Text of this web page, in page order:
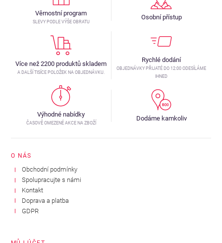
Věrnostní program
SLEVY PODLE VÝŠE OBRATU
Osobní přístup
Více než 2200 produktů skladem
A DALŠÍ TISÍCE POLOŽEK NA OBJEDNÁVKU.
Rychlé dodání
OBJEDNÁVKY PŘIJATÉ DO 12:00 ODESÍLÁME
IHNED
Výhodné nabídky
ČASOVĚ OMEZENÉ AKCE NA ZBOŽÍ
Dodáme kamkoliv
O NÁS
Obchodní podmínky
Spolupracujte s námi
Kontakt
Doprava a platba
GDPR